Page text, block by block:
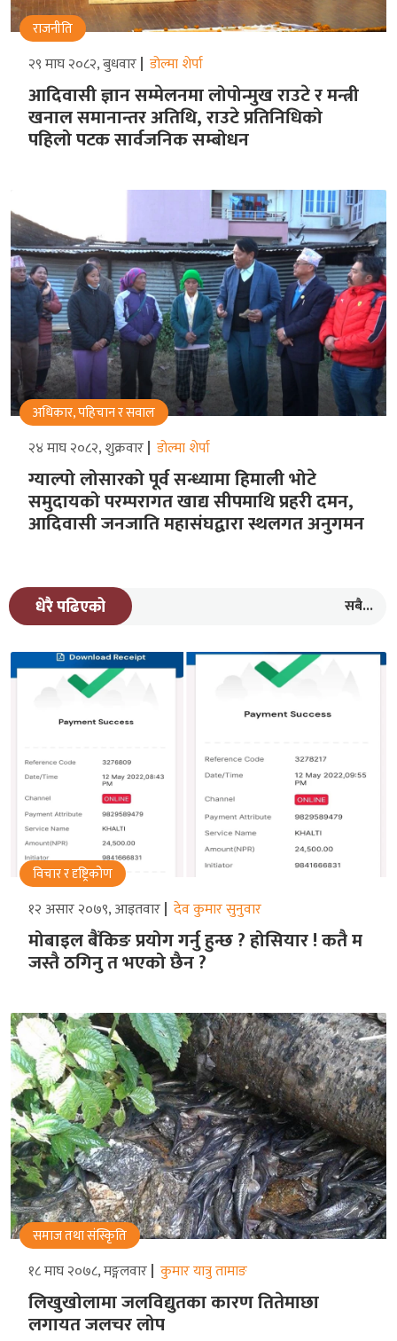
राजनीति
२९ माघ २०८२, बुधवार डोल्मा शेर्पा
आदिवासी ज्ञान सम्मेलनमा लोपोन्मुख राउटे र मन्त्री
खनाल समानान्तर अतिथि, राउटे प्रतिनिधिको
पहिलो पटक सार्वजनिक सम्बोधन
अधिकार, पहिचान र सवाल
२४ माघ २०८२, शुक्रवार डोल्मा शेर्पा
ग्याल्पो लोसारको पूर्व सन्ध्यामा हिमाली भोटे
समुदायको परम्परागत खाद्य सीपमाथि प्रहरी दमन,
आदिवासी जनजाति महासंघद्वारा स्थलगत अनुगमन
धेरै पढिएको सबै...
विचार र दृष्ट्रिकोण
१२ असार २०७९, आइतवार देव कुमार सुनुवार
मोबाइल बैंकिङ प्रयोग गर्नु हुन्छ ? होसियार ! कतै म
जस्तै ठगिनु त भएको छैन ?
समाज तथा संस्किृति
१८ माघ २०७८, मङ्गलवार कुमार यात्रु तामाङ
लिखुखोलामा जलविद्युतका कारण तितेमाछा
लगायत जलचर लोप